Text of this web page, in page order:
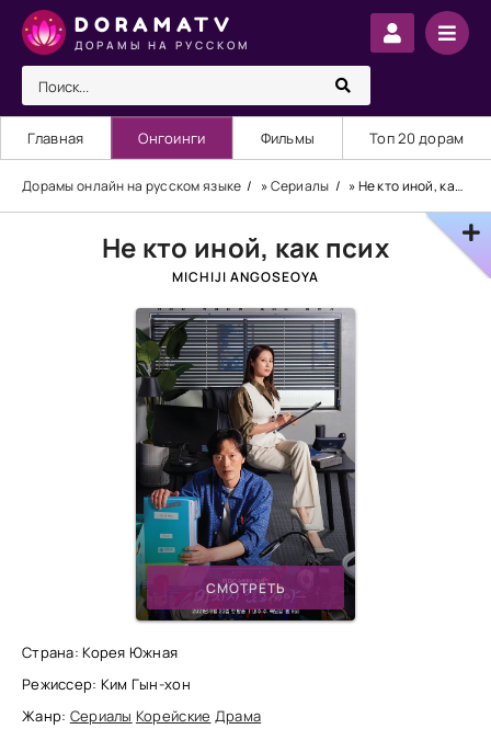
DORAMATV
ДОРАМЫ НА РУССКОМ
Главная Онгоинги Фильмы Топ 20 дорам
Дорамы онлайн на русском языке »Сериалы » Не кто иной, как псих
Не кто иной, как псих
MICHIJI ANGOSEOYA
СМОТРЕТЬ
Страна: Корея Южная
Режиссер: Ким Гын-хон
Жанр: Сериалы Корейские Драма